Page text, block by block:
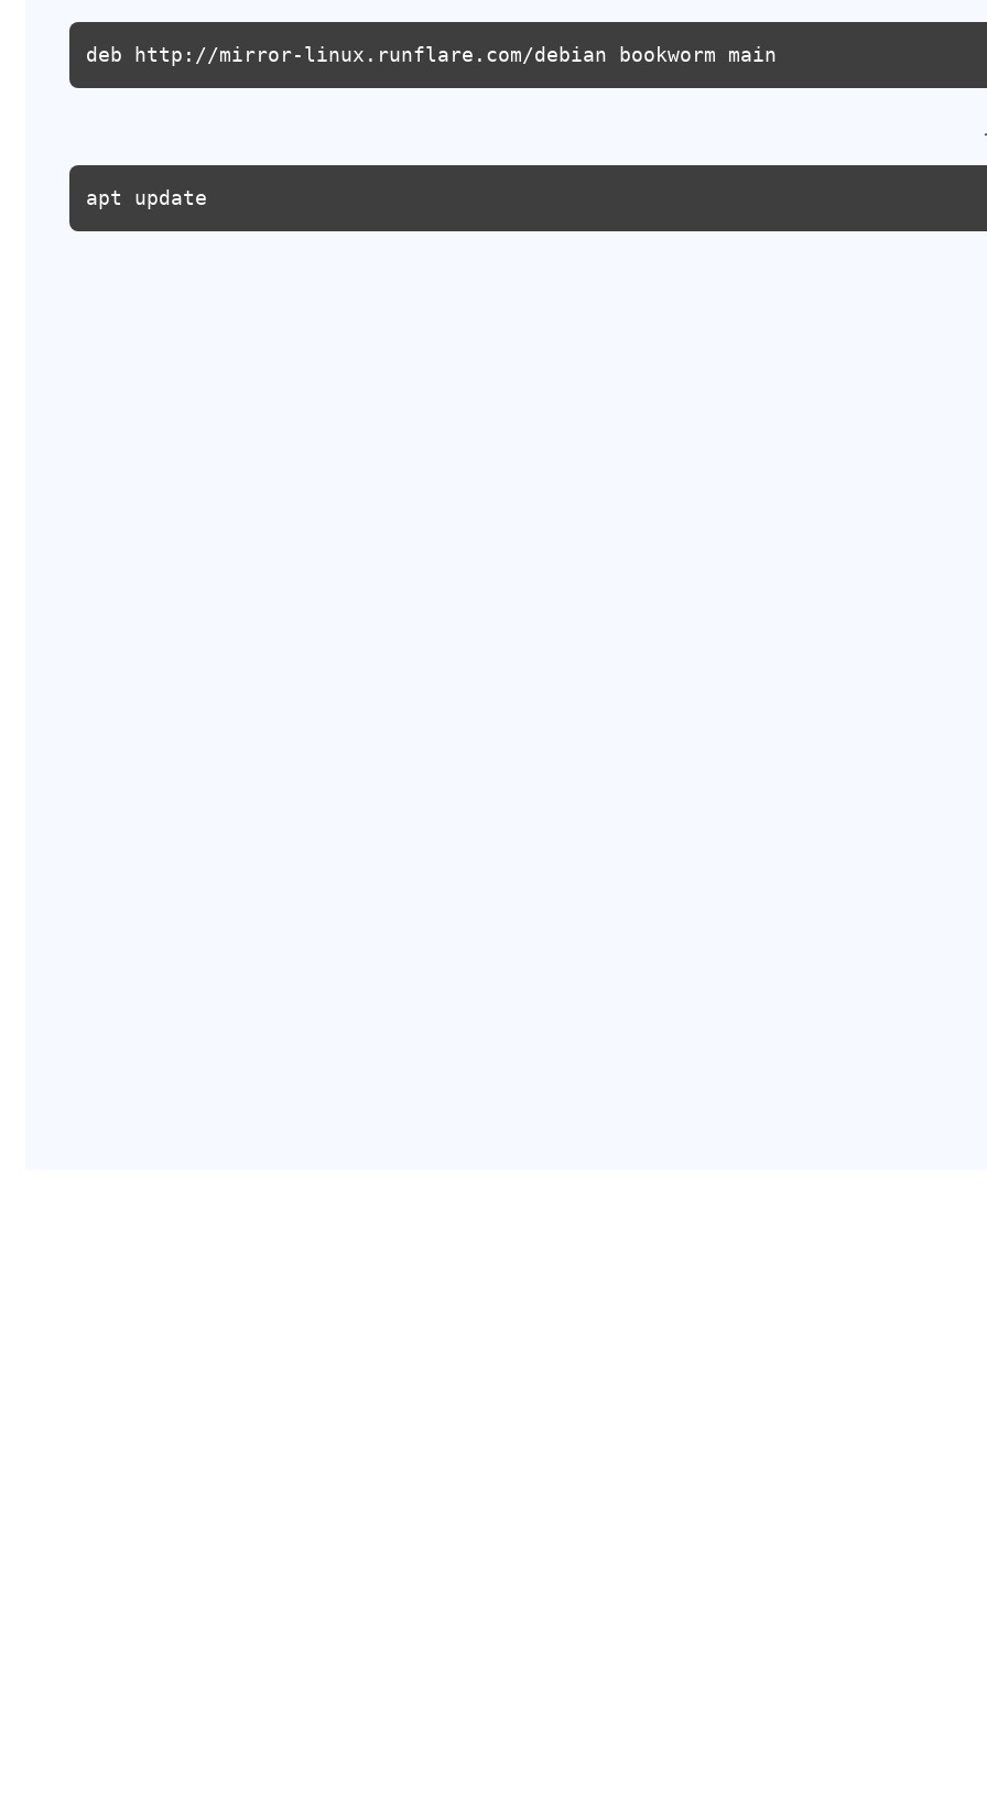
deb http://mirror-linux.runflare.com/debian bookworm main
apt update